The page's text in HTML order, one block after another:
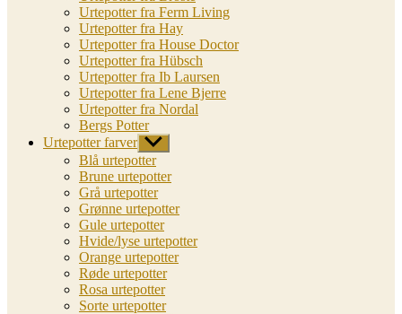
Urtepotter fra Ferm Living
Urtepotter fra Hay
Urtepotter fra House Doctor
Urtepotter fra Hübsch
Urtepotter fra Ib Laursen
Urtepotter fra Lene Bjerre
Urtepotter fra Nordal
Bergs Potter
Urtepotter farver Vis
undermenu
Blå urtepotter
Brune urtepotter
Grå urtepotter
Grønne urtepotter
Gule urtepotter
Hvide/lyse urtepotter
Orange urtepotter
Røde urtepotter
Rosa urtepotter
Sorte urtepotter